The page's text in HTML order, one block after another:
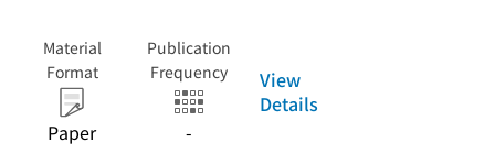
Material
Format
Paper
Publication
Frequency
-
View
Details